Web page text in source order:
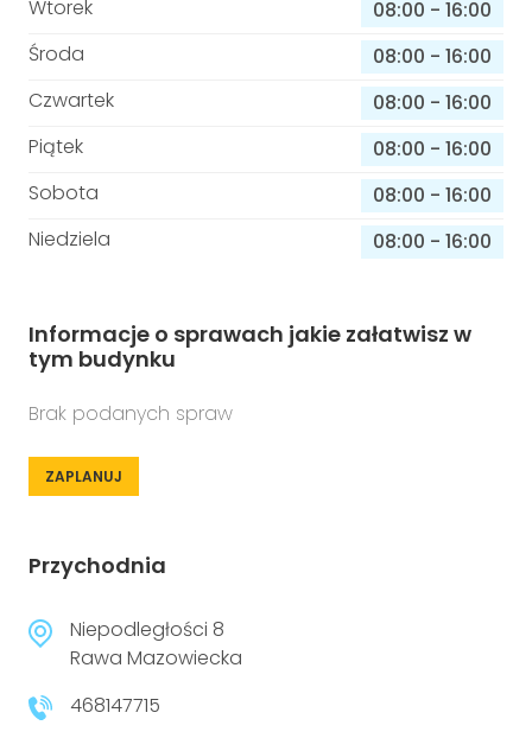
Wtorek 08:00 - 16:00
Środa
08:00 - 16:00
Czwartek
08:00 - 16:00
Piątek
08:00 - 16:00
Sobota
08:00 - 16:00
Niedziela
08:00 - 16:00
Informacje o sprawach jakie załatwisz w
tym budynku
Brak podanych spraw
ZAPLANUJ
Przychodnia
Niepodległości 8
Rawa Mazowiecka
468147715